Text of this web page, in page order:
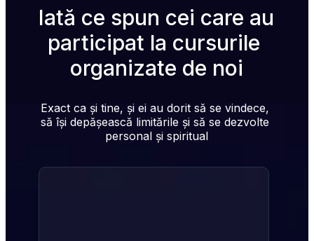
Iată ce spun cei care au
participat la cursurile
organizate de noi
Exact ca și tine, și ei au dorit să se vindece,
să își depășească limitările și să se dezvolte
personal și spiritual